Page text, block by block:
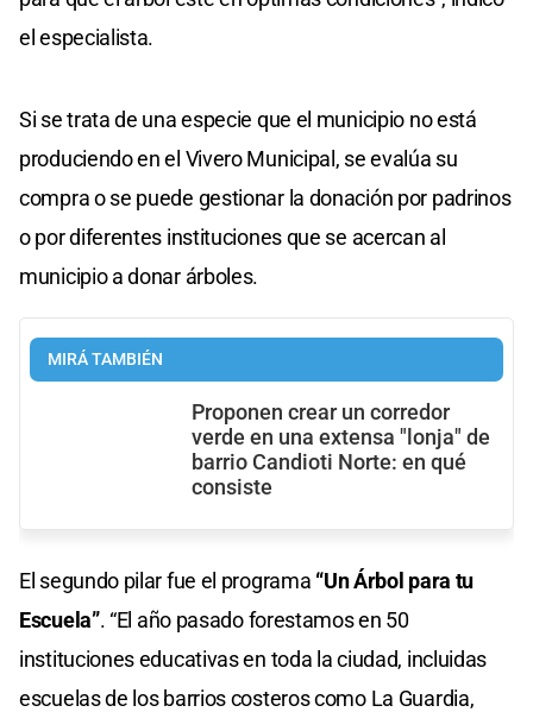
el especialista.
Si se trata de una especie que el municipio no está
produciendo en el Vivero Municipal, se evalúa su
compra o se puede gestionar la donación por padrinos
o por diferentes instituciones que se acercan al
municipio a donar árboles.
MIRÁ TAMBIÉN
Proponen crear un corredor
verde en una extensa "lonja" de
barrio Candioti Norte: en qué
consiste
El segundo pilar fue el programa “Un Árbol para tu
Escuela”. “El año pasado forestamos en 50
instituciones educativas en toda la ciudad, incluidas
escuelas de los barrios costeros como La Guardia,